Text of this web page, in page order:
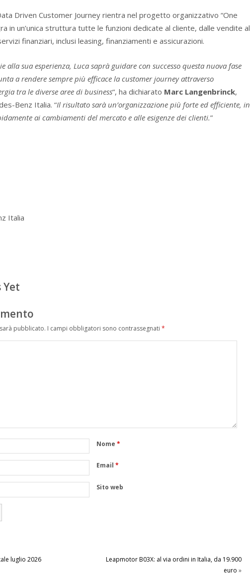
Driven Customer Journey rientra nel progetto organizzativo “One
in un’unica struttura tutte le funzioni dedicate al cliente, dalle vendite al
finanziari, inclusi leasing, finanziamenti e assicurazioni.
alla sua esperienza, Luca saprà guidare con successo questa nuova fase
a rendere sempre più efficace la customer journey attraverso
tra le diverse aree di business“, ha dichiarato Marc Langenbrinck,
Benz Italia. “Il risultato sarà un’organizzazione più forte ed efficiente, in
ai cambiamenti del mercato e alle esigenze dei clienti.”
Italia
Yet
pubblicato. I campi obbligatori sono contrassegnati *
Nome *
Email *
Sito web
luglio 2026
Leapmotor B03X: al via ordini in Italia, da 19.900
euro »